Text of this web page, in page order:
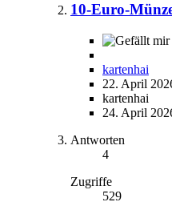
10-Euro-
kartenhai
22. April
kartenhai
24. April
Antworten
4
Zugriffe
529